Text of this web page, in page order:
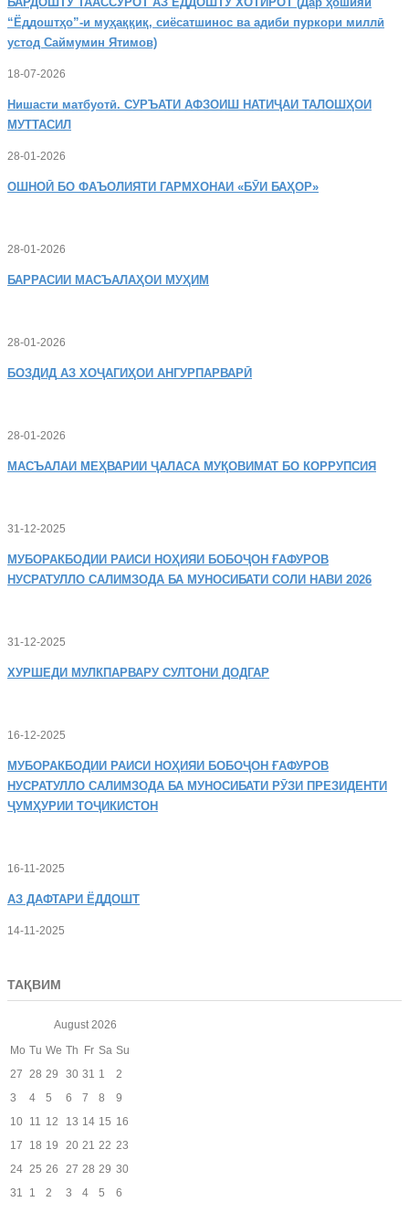
“Ёддоштҳо”-и муҳаққиқ, сиёсатшинос ва адиби пуркори миллӣ
устод Саймумин Ятимов)
18-07-2026
Нишасти матбуотӣ. СУРЪАТИ АФЗОИШ НАТИҶАИ ТАЛОШҲОИ
МУТТАСИЛ
28-01-2026
ОШНОӢ БО ФАЪОЛИЯТИ ГАРМХОНАИ «БӮИ БАҲОР»
28-01-2026
БАРРАСИИ МАСЪАЛАҲОИ МУҲИМ
28-01-2026
БОЗДИД АЗ ХОҶАГИҲОИ АНГУРПАРВАРӢ
28-01-2026
МАСЪАЛАИ МЕҲВАРИИ ҶАЛАСА МУҚОВИМАТ БО КОРРУПСИЯ
31-12-2025
МУБОРАКБОДИИ РАИСИ НОҲИЯИ БОБОҶОН ҒАФУРОВ
НУСРАТУЛЛО САЛИМЗОДА БА МУНОСИБАТИ СОЛИ НАВИ 2026
31-12-2025
ХУРШЕДИ МУЛКПАРВАРУ СУЛТОНИ ДОДГАР
16-12-2025
МУБОРАКБОДИИ РАИСИ НОҲИЯИ БОБОҶОН ҒАФУРОВ
НУСРАТУЛЛО САЛИМЗОДА БА МУНОСИБАТИ РӮЗИ ПРЕЗИДЕНТИ
ҶУМҲУРИИ ТОҶИКИСТОН
16-11-2025
АЗ ДАФТАРИ ЁДДОШТ
14-11-2025
ТАҚВИМ
August 2026
Mo Tu We Th Fr Sa Su
27 28 29 30 31 1
2
3
4 5 6 7 8
9
10 11 12 13 14 15 16
17
18 19 20 21 22 23
24 25 26 27 28 29 30
31
1 2 3 4 5 6